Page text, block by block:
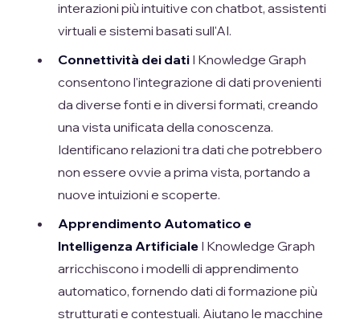
interazioni più intuitive con chatbot, assistenti
virtuali e sistemi basati sull'AI.
Connettività dei dati I Knowledge Graph
consentono l'integrazione di dati provenienti
da diverse fonti e in diversi formati, creando
una vista unificata della conoscenza.
Identificano relazioni tra dati che potrebbero
non essere ovvie a prima vista, portando a
nuove intuizioni e scoperte.
Apprendimento Automatico e
Intelligenza Artificiale I Knowledge Graph
arricchiscono i modelli di apprendimento
automatico, fornendo dati di formazione più
strutturati e contestuali. Aiutano le macchine